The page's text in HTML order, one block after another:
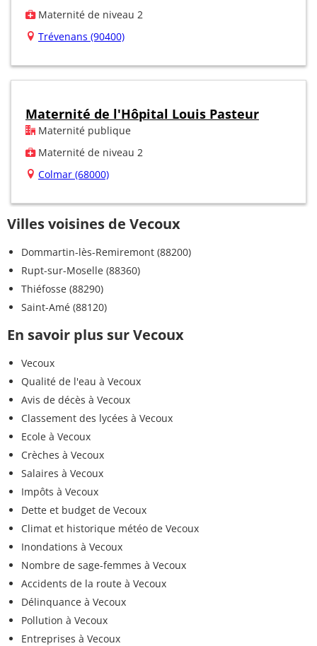
Maternité de niveau 2
Trévenans (90400)
Maternité de l'Hôpital Louis Pasteur
Maternité publique
Maternité de niveau 2
Colmar (68000)
Villes voisines de Vecoux
Dommartin-lès-Remiremont (88200)
Rupt-sur-Moselle (88360)
Thiéfosse (88290)
Saint-Amé (88120)
En savoir plus sur Vecoux
Vecoux
Qualité de l'eau à Vecoux
Avis de décès à Vecoux
Classement des lycées à Vecoux
Ecole à Vecoux
Crèches à Vecoux
Salaires à Vecoux
Impôts à Vecoux
Dette et budget de Vecoux
Climat et historique météo de Vecoux
Inondations à Vecoux
Nombre de sage-femmes à Vecoux
Accidents de la route à Vecoux
Délinquance à Vecoux
Pollution à Vecoux
Entreprises à Vecoux